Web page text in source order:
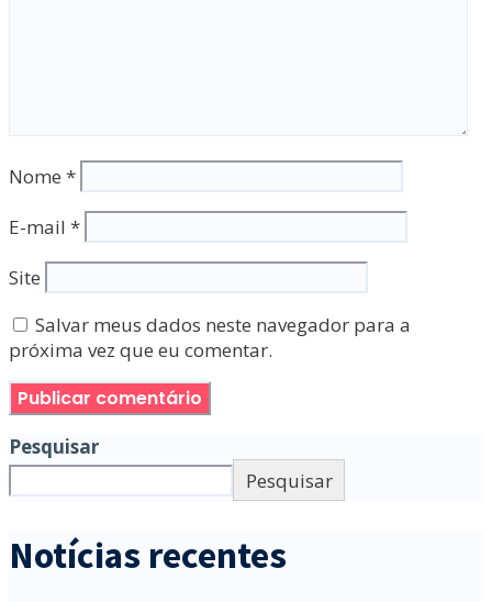
Nome *
E-mail *
Site
Salvar meus dados neste navegador para a
próxima vez que eu comentar.
Pesquisar
Pesquisar
Notícias recentes